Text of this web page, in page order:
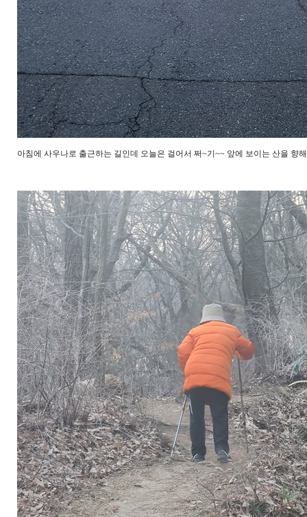
아침에 사우나로 출근하는 길인데 오늘은 걸어서 쩌~기~~ 앞에 보이는 산을 향